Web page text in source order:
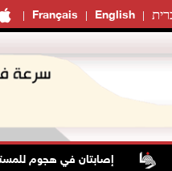
Français English
إصابتان في هجوم